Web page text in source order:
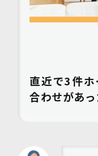
直近で3件
合わせがあ